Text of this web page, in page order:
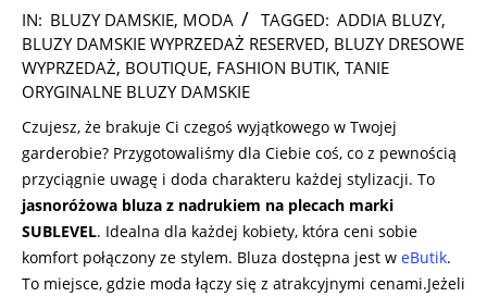
2024-
08-
05
IN: BLUZY DAMSKIE, MODA TAGGED: ADDIA BLUZY,
BLUZY DAMSKIE WYPRZEDAŻ RESERVED, BLUZY DRESOWE
WYPRZEDAŻ, BOUTIQUE, FASHION BUTIK, TANIE
ORYGINALNE BLUZY DAMSKIE
Czujesz, że brakuje Ci czegoś wyjątkowego w Twojej
garderobie? Przygotowaliśmy dla Ciebie coś, co z pewnością
przyciągnie uwagę i doda charakteru każdej stylizacji. To
jasnoróżowa bluza z nadrukiem na plecach marki
SUBLEVEL. Idealna dla każdej kobiety, która ceni sobie
komfort połączony ze stylem. Bluza dostępna jest w eButik.
To miejsce, gdzie moda łączy się z atrakcyjnymi cenami.Jeżeli